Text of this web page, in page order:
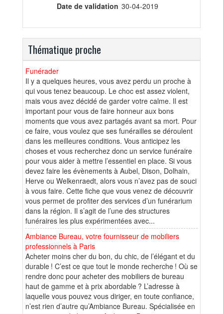
Date de validation 30-04-2019
Thématique proche
Funérader
Il y a quelques heures, vous avez perdu un proche à
qui vous tenez beaucoup. Le choc est assez violent,
mais vous avez décidé de garder votre calme. Il est
important pour vous de faire honneur aux bons
moments que vous avez partagés avant sa mort. Pour
ce faire, vous voulez que ses funérailles se déroulent
dans les meilleures conditions. Vous anticipez les
choses et vous recherchez donc un service funéraire
pour vous aider à mettre l’essentiel en place. Si vous
devez faire les évènements à Aubel, Dison, Dolhain,
Herve ou Welkenraedt, alors vous n’avez pas de souci
à vous faire. Cette fiche que vous venez de découvrir
vous permet de profiter des services d’un funérarium
dans la région. Il s’agit de l’une des structures
funéraires les plus expérimentées avec...
Ambiance Bureau, votre fournisseur de mobiliers
professionnels à Paris
Acheter moins cher du bon, du chic, de l’élégant et du
durable ! C’est ce que tout le monde recherche ! Où se
rendre donc pour acheter des mobiliers de bureau
haut de gamme et à prix abordable ? L’adresse à
laquelle vous pouvez vous diriger, en toute confiance,
n’est rien d’autre qu’Ambiance Bureau. Spécialisée en